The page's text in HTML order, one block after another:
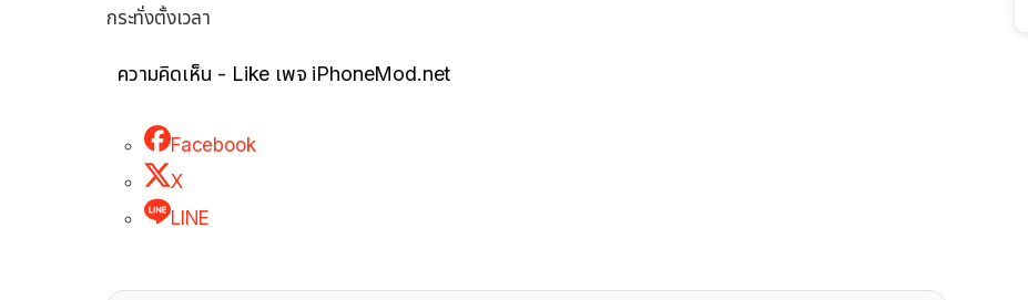
กระทั่งตั้งเวลา
ความคิดเห็น - Like เพจ iPhoneMod.net
Facebook
X
LINE